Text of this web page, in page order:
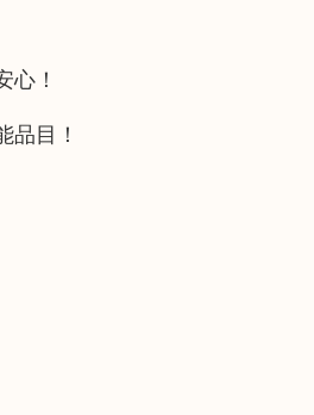
！
目！